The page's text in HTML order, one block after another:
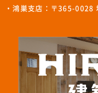
・鴻巣支店：〒365-0028